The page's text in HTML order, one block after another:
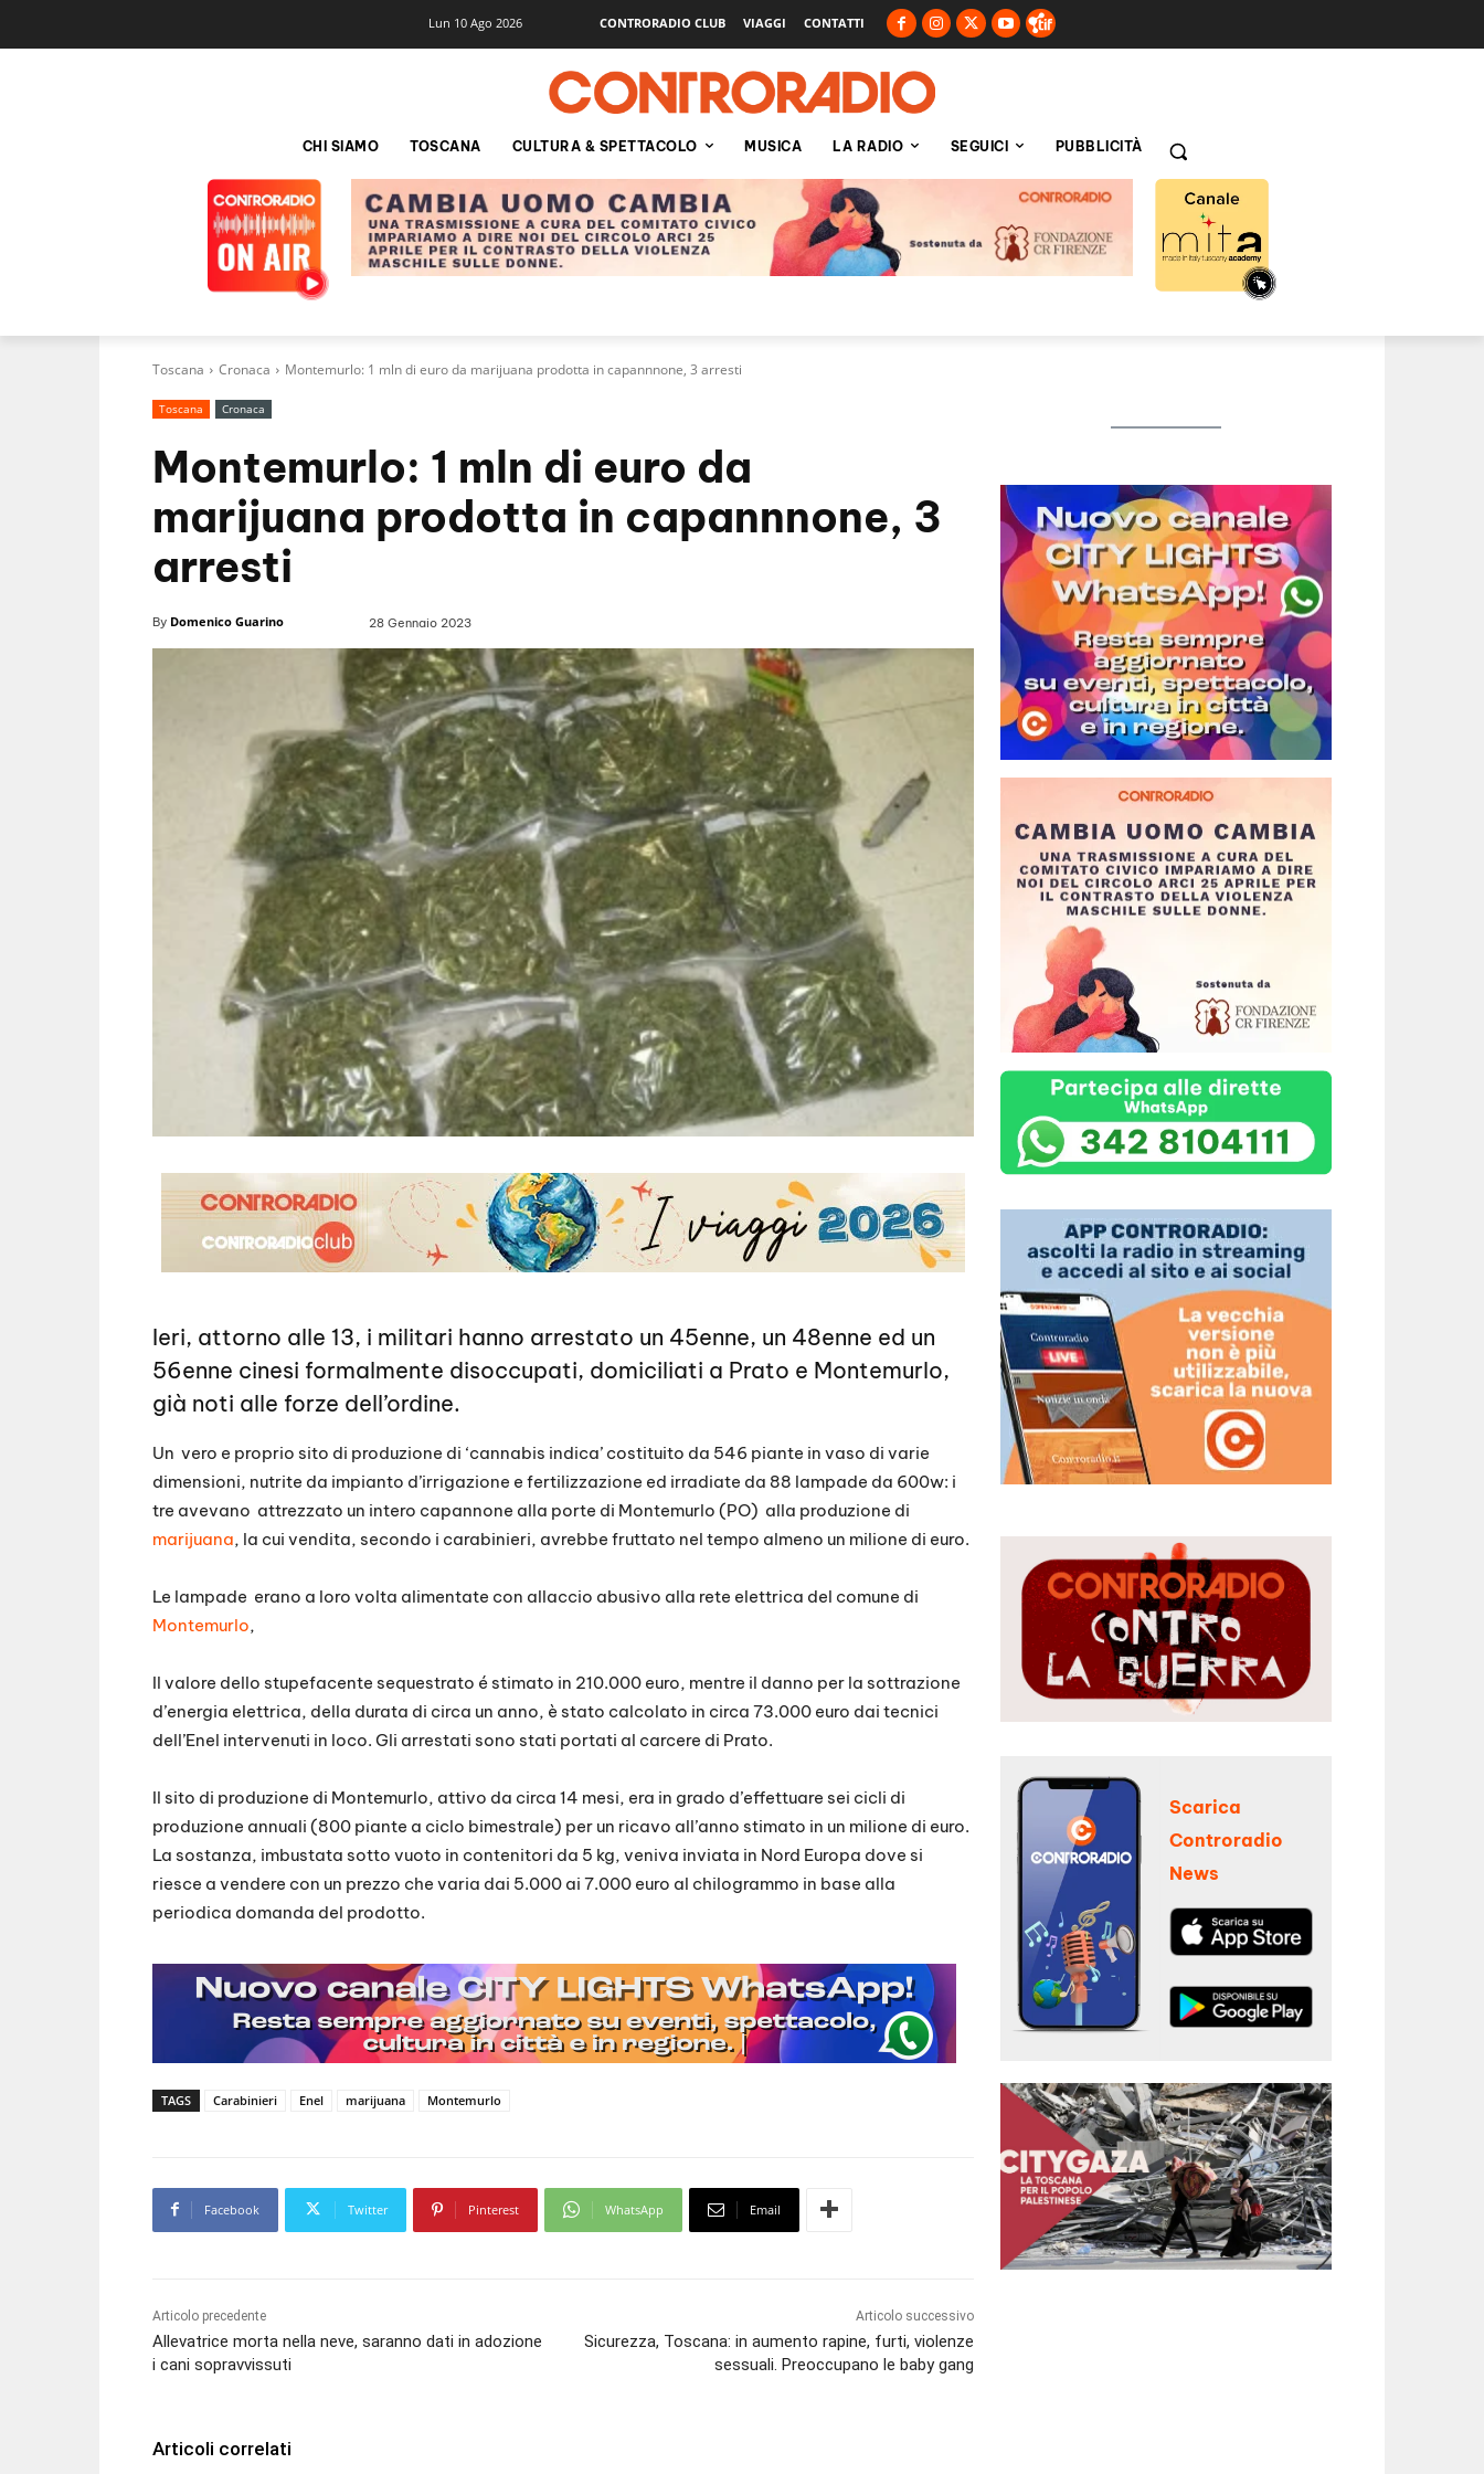
Lun 10 Ago 2026 CONTRORADIO CLUB VIAGGI CONTATTI
CHI SIAMO TOSCANA CULTURA & SPETTACOLO MUSICA LA RADIO SEGUICI PUBBLICITÀ
Toscana Cronaca Montemurlo: 1 mln di euro da marijuana prodotta in capannnone, 3 arresti
Toscana Cronaca
Montemurlo: 1 mln di euro da
marijuana prodotta in capannnone, 3
arresti
By Domenico Guarino 28 Gennaio 2023
Ieri, attorno alle 13, i militari hanno arrestato un 45enne, un 48enne ed un
56enne cinesi formalmente disoccupati, domiciliati a Prato e Montemurlo,
già noti alle forze dell’ordine.
Un vero e proprio sito di produzione di ‘cannabis indica’ costituito da 546 piante in vaso di varie
dimensioni, nutrite da impianto d’irrigazione e fertilizzazione ed irradiate da 88 lampade da 600w: i
tre avevano attrezzato un intero capannone alla porte di Montemurlo (PO) alla produzione di
marijuana, la cui vendita, secondo i carabinieri, avrebbe fruttato nel tempo almeno un milione di euro.
Le lampade erano a loro volta alimentate con allaccio abusivo alla rete elettrica del comune di
Montemurlo,
Il valore dello stupefacente sequestrato é stimato in 210.000 euro, mentre il danno per la sottrazione
d’energia elettrica, della durata di circa un anno, è stato calcolato in circa 73.000 euro dai tecnici
dell’Enel intervenuti in loco. Gli arrestati sono stati portati al carcere di Prato.
Il sito di produzione di Montemurlo, attivo da circa 14 mesi, era in grado d’effettuare sei cicli di
produzione annuali (800 piante a ciclo bimestrale) per un ricavo all’anno stimato in un milione di euro.
La sostanza, imbustata sotto vuoto in contenitori da 5 kg, veniva inviata in Nord Europa dove si
riesce a vendere con un prezzo che varia dai 5.000 ai 7.000 euro al chilogrammo in base alla
periodica domanda del prodotto.
TAGS Carabinieri Enel marijuana Montemurlo
Facebook Twitter Pinterest WhatsApp Email
Articolo precedente
Allevatrice morta nella neve, saranno dati in adozione
i cani sopravvissuti
Articolo successivo
Sicurezza, Toscana: in aumento rapine, furti, violenze
sessuali. Preoccupano le baby gang
Articoli correlati
Scarica
Controradio
News